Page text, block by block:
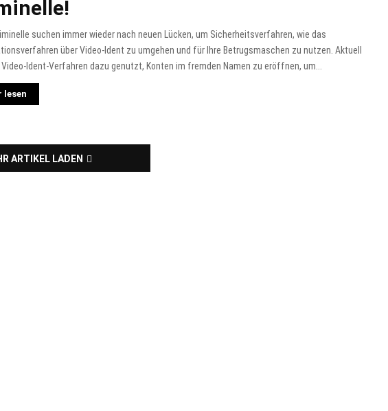
suchen immer wieder nach neuen Lücken, um Sicherheitsverfahren, wie das
über Video-Ident zu umgehen und für Ihre Betrugsmaschen zu nutzen. Aktuell
Ident-Verfahren dazu genutzt, Konten im fremden Namen zu eröffnen, um...
lesen
ARTIKEL LADEN